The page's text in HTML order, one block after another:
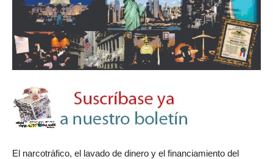
El narcotráfico, el lavado de dinero y el financiamiento del